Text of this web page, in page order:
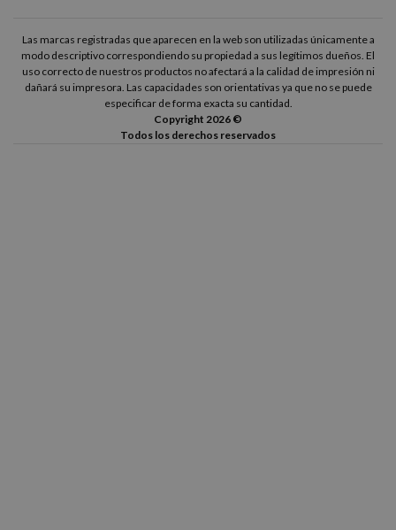
Las marcas registradas que aparecen en la web son utilizadas únicamente a
modo descriptivo correspondiendo su propiedad a sus legítimos dueños. El
uso correcto de nuestros productos no afectará a la calidad de impresión ni
dañará su impresora. Las capacidades son orientativas ya que no se puede
especificar de forma exacta su cantidad.
Copyright 2026 ©
Todos los derechos reservados